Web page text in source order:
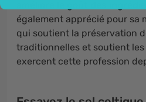
également apprécié pour sa
qui soutient la préservation
traditionnelles et soutient
exercent cette profession